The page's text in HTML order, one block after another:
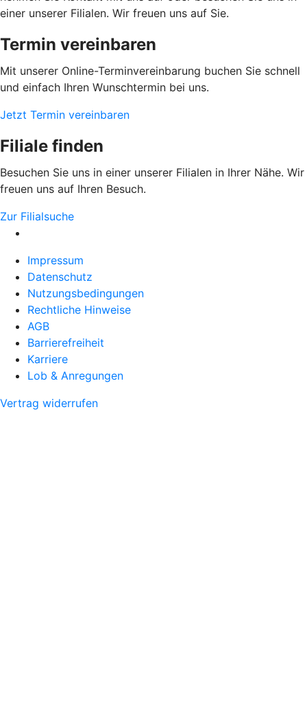
einer unserer Filialen. Wir freuen uns auf Sie.
Termin vereinbaren
Mit unserer Online-Terminvereinbarung buchen Sie schnell
und einfach Ihren Wunschtermin bei uns.
Jetzt Termin vereinbaren
Filiale finden
Besuchen Sie uns in einer unserer Filialen in Ihrer Nähe. Wir
freuen uns auf Ihren Besuch.
Zur Filialsuche
Impressum
Datenschutz
Nutzungsbedingungen
Rechtliche Hinweise
AGB
Barrierefreiheit
Karriere
Lob & Anregungen
Vertrag widerrufen